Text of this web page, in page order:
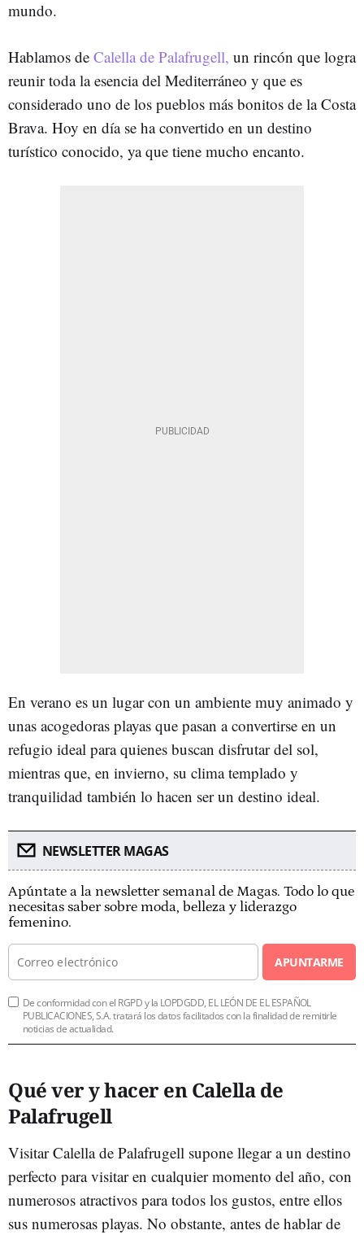
mundo.
Hablamos de Calella de Palafrugell, un rincón que logra
reunir toda la esencia del Mediterráneo y que es
considerado uno de los pueblos más bonitos de la Costa
Brava. Hoy en día se ha convertido en un destino
turístico conocido, ya que tiene mucho encanto.
En verano es un lugar con un ambiente muy animado y
unas acogedoras playas que pasan a convertirse en un
refugio ideal para quienes buscan disfrutar del sol,
mientras que, en invierno, su clima templado y
tranquilidad también lo hacen ser un destino ideal.
NEWSLETTER MAGAS
Apúntate a la newsletter semanal de Magas. Todo lo que
necesitas saber sobre moda, belleza y liderazgo
femenino.
APUNTARME
De conformidad con el RGPD y la LOPDGDD, EL LEÓN DE EL ESPAÑOL
PUBLICACIONES, S.A. tratará los datos facilitados con la finalidad de remitirle
noticias de actualidad.
Qué ver y hacer en Calella de
Palafrugell
Visitar Calella de Palafrugell supone llegar a un destino
perfecto para visitar en cualquier momento del año, con
numerosos atractivos para todos los gustos, entre ellos
sus numerosas playas. No obstante, antes de hablar de